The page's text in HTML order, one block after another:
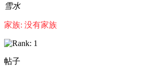
雪水
家族: 没有家族
帖子